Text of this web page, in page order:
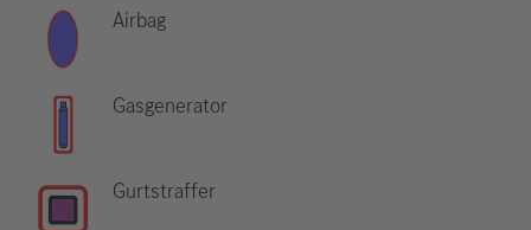
Airbag
Gasgenerator
Gurtstraffer